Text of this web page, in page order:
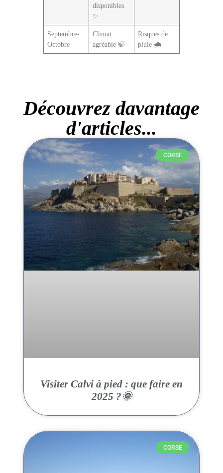
disponibles
✨
Septembre-
Octobre
Climat
agréable 🍃
Risques de
pluie 🌧️
Découvrez davantage
d'articles...
CORSE
Visiter Calvi à pied : que faire en
2025 ?🌞
CORSE